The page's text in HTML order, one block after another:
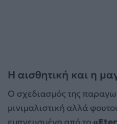
Η αισθητική και η
Ο σχεδιασμός της
μινιμαλιστική αλλά